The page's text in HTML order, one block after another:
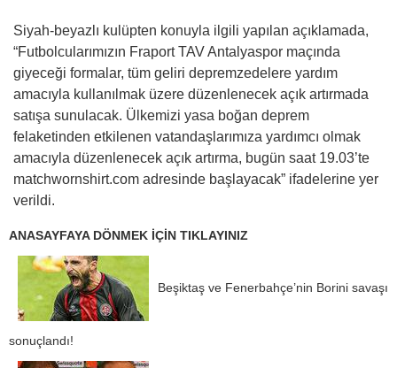
Siyah-beyazlı kulüpten konuyla ilgili yapılan açıklamada,
“Futbolcularımızın Fraport TAV Antalyaspor maçında
giyeceği formalar, tüm geliri depremzedelere yardım
amacıyla kullanılmak üzere düzenlenecek açık artırmada
satışa sunulacak. Ülkemizi yasa boğan deprem
felaketinden etkilenen vatandaşlarımıza yardımcı olmak
amacıyla düzenlenecek açık artırma, bugün saat 19.03’te
matchwornshirt.com adresinde başlayacak” ifadelerine yer
verildi.
ANASAYFAYA DÖNMEK İÇİN TIKLAYINIZ
Beşiktaş ve Fenerbahçe’nin Borini savaşı
sonuçlandı!